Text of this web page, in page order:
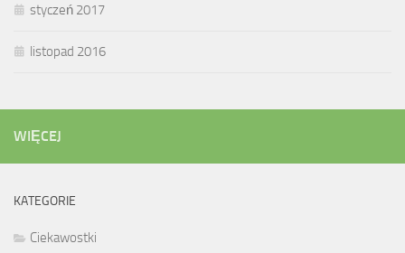
styczeń 2017
listopad 2016
WIĘCEJ
KATEGORIE
Ciekawostki